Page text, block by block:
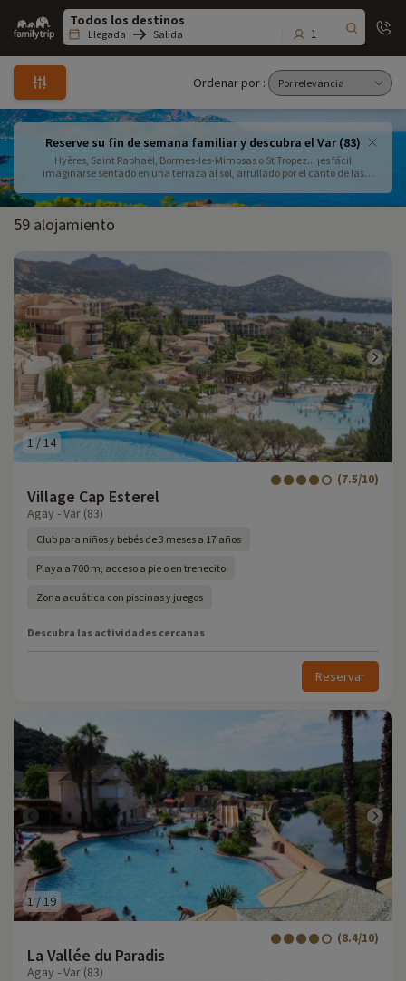
Family
trip
Llegada Salida 1
Ordenar por :
Reserve su fin de semana familiar y descubra el Var (83)
Hyères, Saint Raphaël, Bormes-les-Mimosas o St Tropez... ¡es fácil
imaginarse sentado en una terraza al sol, arrullado por el canto de las
semana en una residencia con encanto, un camping con parque acuático o
un todo incluido... usted elige.
59 alojamiento
1 /14
Village Cap Esterel
(7.5/10)
Agay - Var (83)
Club para niños y bebés de 3 meses a 17 años
Playa a 700 m, acceso a pie o en trenecito
Zona acuática con piscinas y juegos
Descubra las actividades cercanas
Reservar
1 /19
La Vallée du Paradis
(8.4/10)
Agay - Var (83)